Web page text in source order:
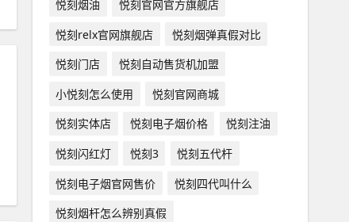
悦刻烟油
悦刻官网官方旗舰店
悦刻relx官网旗舰店
悦刻烟弹真假对比
悦刻门店
悦刻自动售货机加盟
小悦刻怎么使用
悦刻官网商城
悦刻实体店
悦刻电子烟价格
悦刻注油
悦刻闪红灯
悦刻3
悦刻五代杆
悦刻电子烟官网售价
悦刻四代叫什么
悦刻烟杆怎么辨别真假